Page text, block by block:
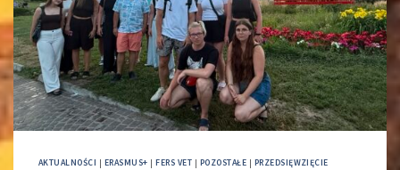
AKTUALNOŚCI | ERASMUS+ |FERS VET | POZOSTAŁE | PRZEDSIĘWZIĘCIE